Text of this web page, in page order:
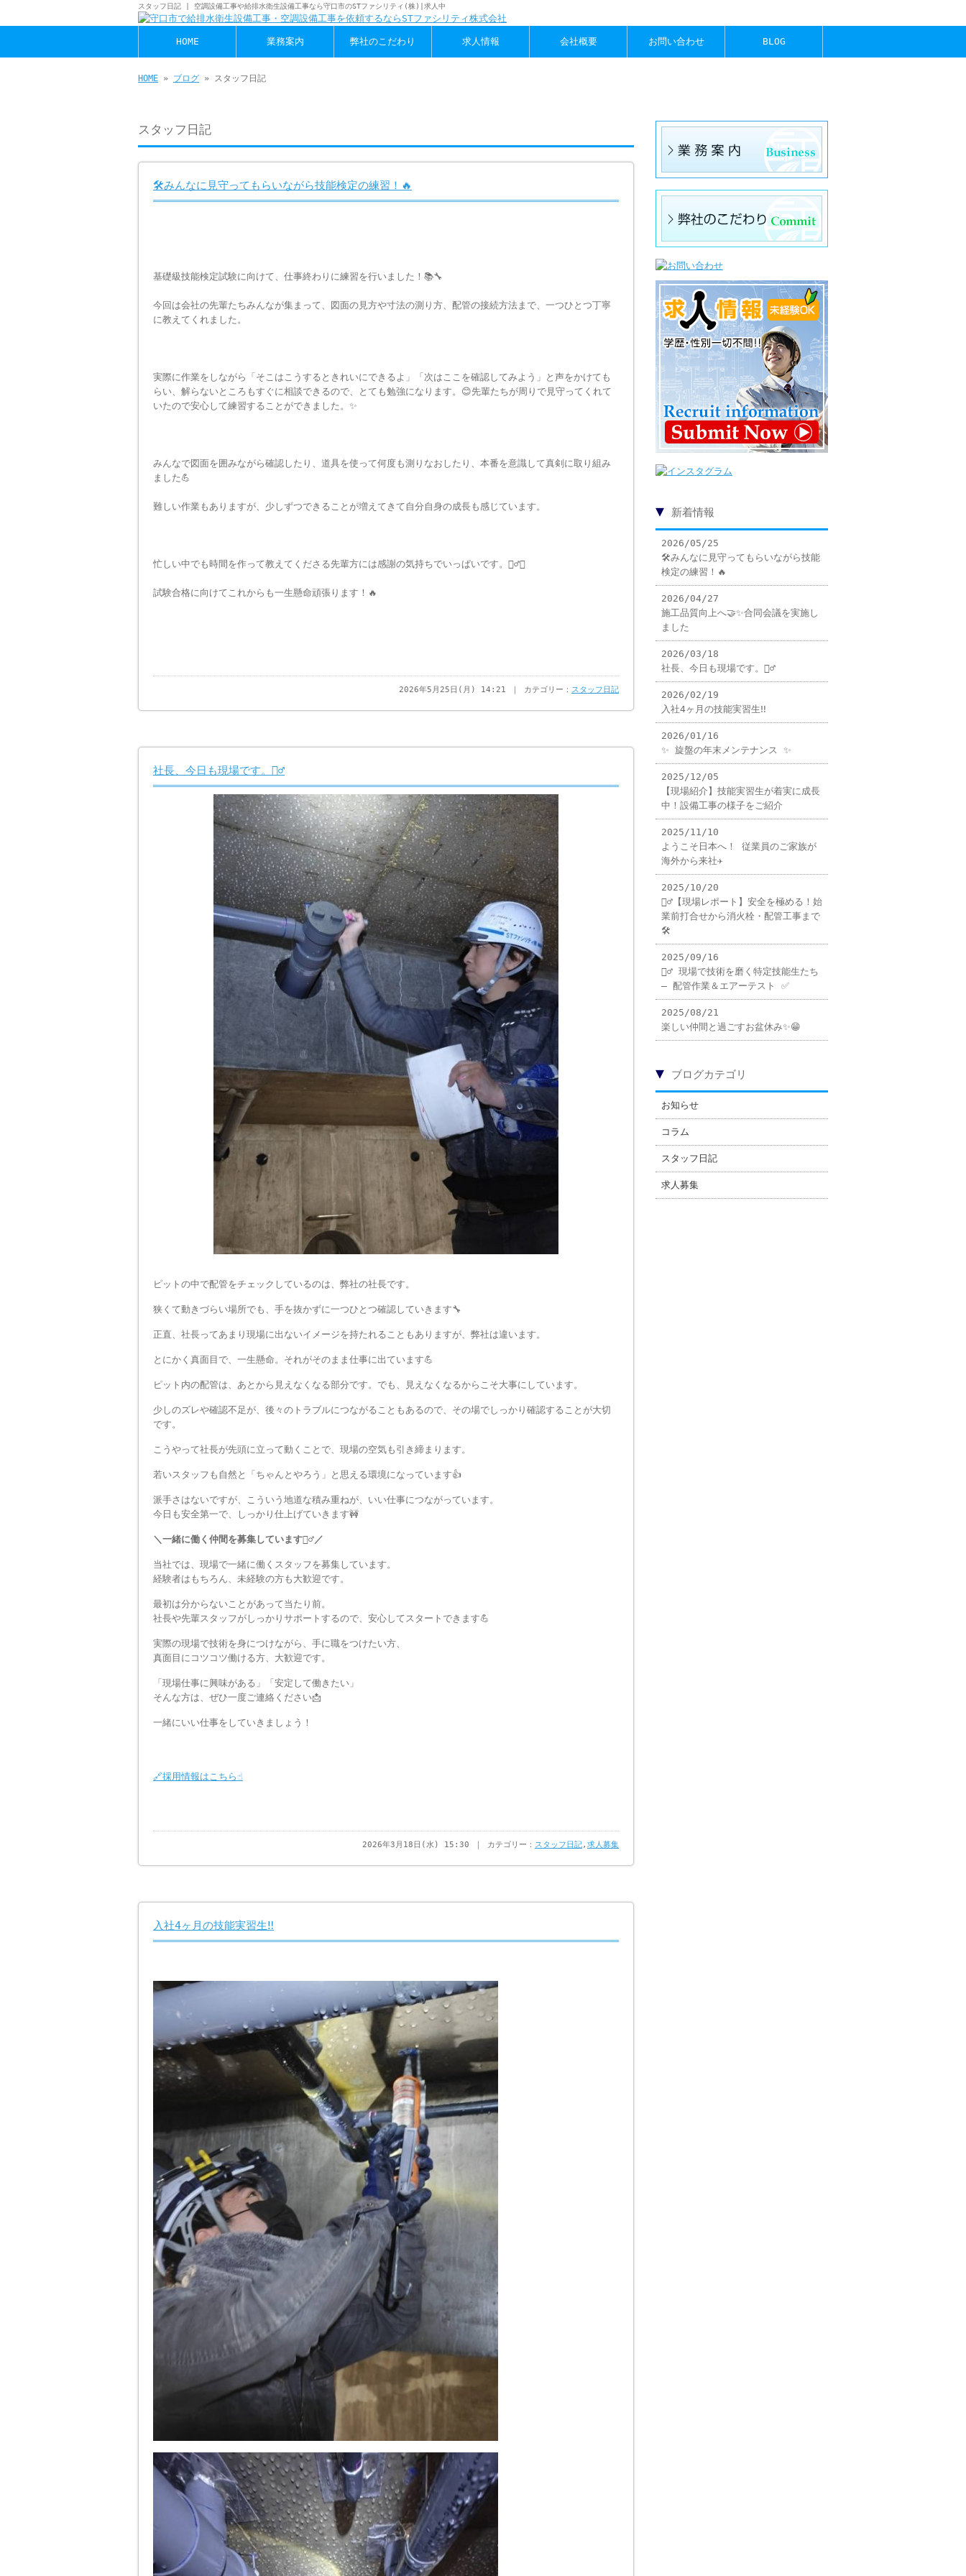
スタッフ日記 | 空調設備工事や給排水衛生設備工事なら守口市のSTファシリティ(株)|求人中
HOME 業務案内 弊社のこだわり 求人情報 会社概要 お問い合わせ BLOG
HOME » ブログ » スタッフ日記
スタッフ日記
🛠️みんなに見守ってもらいながら技能検定の練習！🔥
基礎級技能検定試験に向けて、仕事終わりに練習を行いました！📚🔧
今回は会社の先輩たちみんなが集まって、図面の見方や寸法の測り方、配管の接続方法まで、一つひとつ丁寧
に教えてくれました。
実際に作業をしながら「そこはこうするときれいにできるよ」「次はここを確認してみよう」と声をかけても
らい、解らないところもすぐに相談できるので、とても勉強になります。😊先輩たちが周りで見守ってくれて
いたので安心して練習することができました。✨
みんなで図面を囲みながら確認したり、道具を使って何度も測りなおしたり、本番を意識して真剣に取り組み
ました💪
難しい作業もありますが、少しずつできることが増えてきて自分自身の成長も感じています。
忙しい中でも時間を作って教えてくださる先輩方には感謝の気持ちでいっぱいです。🙇‍♂️✨
試験合格に向けてこれからも一生懸命頑張ります！🔥
2026年5月25日(月) 14:21 ｜ カテゴリー： スタッフ日記
社長、今日も現場です。👷‍♂️
ピットの中で配管をチェックしているのは、弊社の社長です。
狭くて動きづらい場所でも、手を抜かずに一つひとつ確認していきます🔧
正直、社長ってあまり現場に出ないイメージを持たれることもありますが、弊社は違います。
とにかく真面目で、一生懸命。それがそのまま仕事に出ています💪
ピット内の配管は、あとから見えなくなる部分です。でも、見えなくなるからこそ大事にしています。
少しのズレや確認不足が、後々のトラブルにつながることもあるので、その場でしっかり確認することが大切
です。
こうやって社長が先頭に立って動くことで、現場の空気も引き締まります。
若いスタッフも自然と「ちゃんとやろう」と思える環境になっています👍
派手さはないですが、こういう地道な積み重ねが、いい仕事につながっています。
今日も安全第一で、しっかり仕上げていきます🚧
＼一緒に働く仲間を募集しています👷‍♂️／
当社では、現場で一緒に働くスタッフを募集しています。
経験者はもちろん、未経験の方も大歓迎です。
最初は分からないことがあって当たり前。
社長や先輩スタッフがしっかりサポートするので、安心してスタートできます💪
実際の現場で技術を身につけながら、手に職をつけたい方、
真面目にコツコツ働ける方、大歓迎です。
「現場仕事に興味がある」「安定して働きたい」
そんな方は、ぜひ一度ご連絡ください📩
一緒にいい仕事をしていきましょう！
🔗採用情報はこちら☝️
2026年3月18日(水) 15:30 ｜ カテゴリー： スタッフ日記, 求人募集
入社4ヶ月の技能実習生‼️
▼ 新着情報
2026/05/25
🛠️みんなに見守ってもらいながら技能
検定の練習！🔥
2026/04/27
施工品質向上へ🤝✨合同会議を実施し
ました
2026/03/18
社長、今日も現場です。👷‍♂️
2026/02/19
入社4ヶ月の技能実習生‼️
2026/01/16
✨ 旋盤の年末メンテナンス ✨
2025/12/05
【現場紹介】技能実習生が着実に成長
中！設備工事の様子をご紹介
2025/11/10
ようこそ日本へ！ 従業員のご家族が
海外から来社✈️
2025/10/20
👷‍♂️【現場レポート】安全を極める！始
業前打合せから消火栓・配管工事まで
🛠️
2025/09/16
👷‍♂️ 現場で技術を磨く特定技能生たち
– 配管作業＆エアーテスト ✅
2025/08/21
楽しい仲間と過ごすお盆休み✨😁
▼ ブログカテゴリ
お知らせ
コラム
スタッフ日記
求人募集